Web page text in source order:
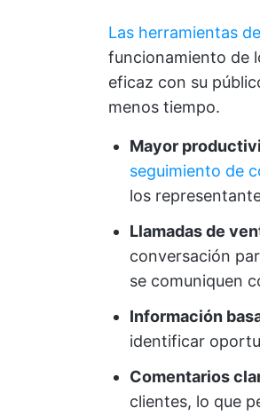
Las herramientas
funcionamiento de
eficaz con su
menos tiempo.
Mayor
seguimiento de
los
Llamadas de
conversación
se comuniquen
Información
identificar
Comentarios
clientes, lo que